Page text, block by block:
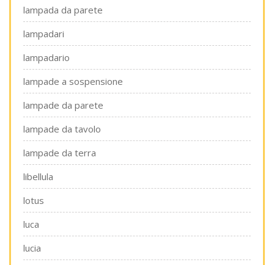
lampada da parete
lampadari
lampadario
lampade a sospensione
lampade da parete
lampade da tavolo
lampade da terra
libellula
lotus
luca
lucia